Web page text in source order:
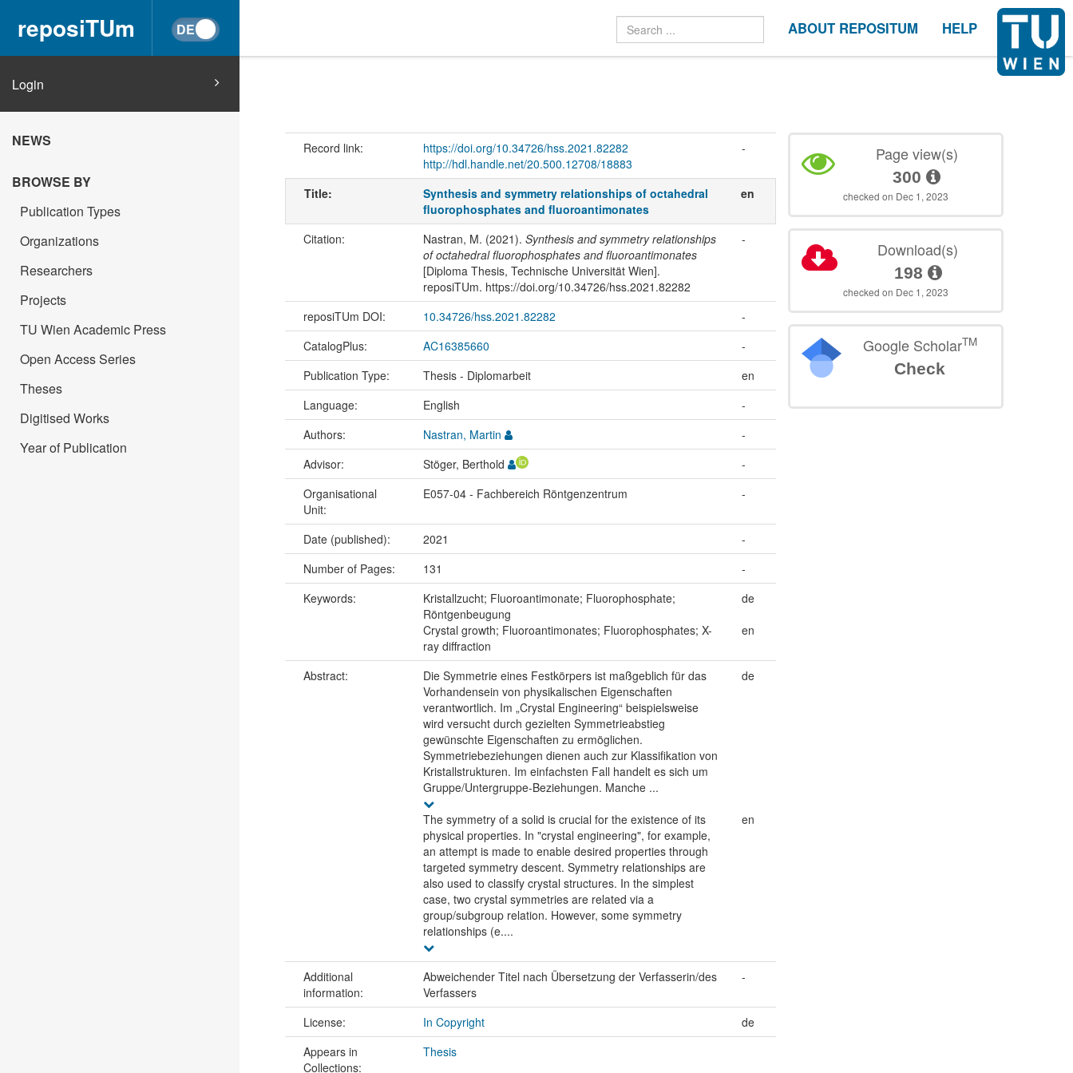
reposiTUm ABOUT REPOSITUM HELP
Login
NEWS
BROWSE BY
Publication Types
Organizations
Researchers
Projects
TU Wien Academic Press
Open Access Series
Theses
Digitised Works
Year of Publication
Record link:
https://doi.org/10.34726/hss.2021.82282
http://hdl.handle.net/20.500.12708/18883
-
Title:
Synthesis and symmetry relationships of octahedral
fluorophosphates and fluoroantimonates
en
Citation: Nastran, M. (2021). Synthesis and symmetry relationships
of octahedral fluorophosphates and fluoroantimonates
[Diploma Thesis, Technische Universität Wien].
reposiTUm. https://doi.org/10.34726/hss.2021.82282
-
reposiTUm DOI: 10.34726/hss.2021.82282
-
CatalogPlus:
AC16385660
-
Publication Type:
Thesis - Diplomarbeit
en
Language:
English
-
Authors:
Nastran, Martin
-
Advisor:
Stöger, Berthold
-
Organisational
Unit:
E057-04 - Fachbereich Röntgenzentrum -
Date (published): 2021
-
Number of Pages:
131
-
Keywords:
Kristallzucht; Fluoroantimonate; Fluorophosphate;
Röntgenbeugung
de
Crystal growth; Fluoroantimonates; Fluorophosphates; X-
ray diffraction
en
Abstract:
Die Symmetrie eines Festkörpers ist maßgeblich für das
Vorhandensein von physikalischen Eigenschaften
verantwortlich. Im „Crystal Engineering“ beispielsweise
wird versucht durch gezielten Symmetrieabstieg
gewünschte Eigenschaften zu ermöglichen.
Symmetriebeziehungen dienen auch zur Klassifikation von
Kristallstrukturen. Im einfachsten Fall handelt es sich um
Gruppe/Untergruppe-Beziehungen. Manche ...
de
The symmetry of a solid is crucial for the existence of its
physical properties. In "crystal engineering", for example,
an attempt is made to enable desired properties through
targeted symmetry descent. Symmetry relationships are
also used to classify crystal structures. In the simplest
case, two crystal symmetries are related via a
group/subgroup relation. However, some symmetry
relationships (e....
en
Additional
information:
Abweichender Titel nach Übersetzung der Verfasserin/des
Verfassers
-
License: In Copyright
de
Appears in
Collections:
Thesis
Page view(s)
300
checked on Dec 1, 2023
Download(s)
198
checked on Dec 1, 2023
Google ScholarTM
Check